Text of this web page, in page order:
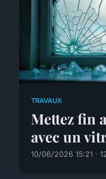
TRAVAUX
Mettez fin
avec un
10/06/2026 15:21 ·